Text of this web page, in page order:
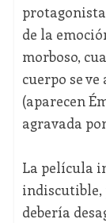
de la
morboso,
cuerpo se
(aparecen
agravada
La película
indiscutible,
debería